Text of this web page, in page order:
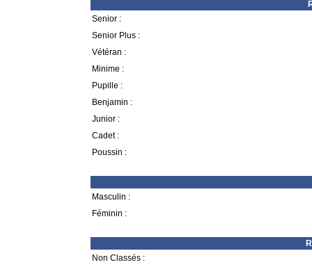
Senior :
Senior Plus :
Vétéran :
Minime :
Pupille :
Benjamin :
Junior :
Cadet :
Poussin :
Masculin :
Féminin :
Non Classés :